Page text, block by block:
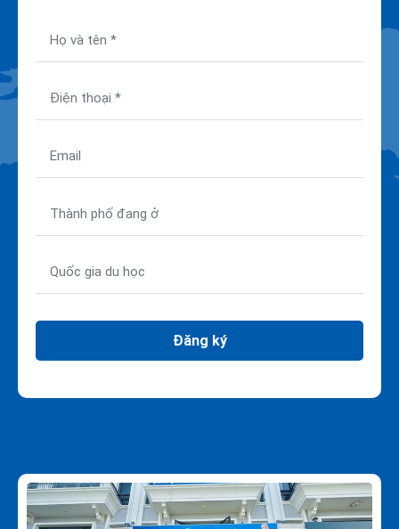
Đăng ký